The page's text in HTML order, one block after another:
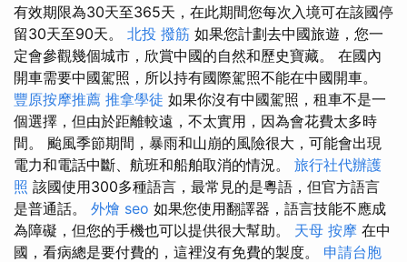
有效期限為30天至365天，在此期間您每次入境可在該國停
留30天至90天。 北投 撥筋 如果您計劃去中國旅遊，您一
定會參觀幾個城市，欣賞中國的自然和歷史寶藏。 在國內
開車需要中國駕照，所以持有國際駕照不能在中國開車。
豐原按摩推薦 推拿學徒 如果你沒有中國駕照，租車不是一
個選擇，但由於距離較遠，不太實用，因為會花費太多時
間。 颱風季節期間，暴雨和山崩的風險很大，可能會出現
電力和電話中斷、航班和船舶取消的情況。 旅行社代辦護
照 該國使用300多種語言，最常見的是粵語，但官方語言
是普通話。 外燴 seo 如果您使用翻譯器，語言技能不應成
為障礙，但您的手機也可以提供很大幫助。 天母 按摩 在中
國，看病總是要付費的，這裡沒有免費的製度。 申請台胞